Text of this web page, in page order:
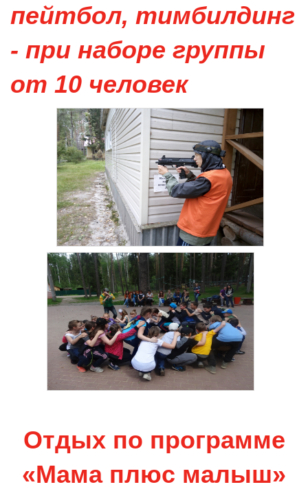
пейтбол, тимбилдинг
- при наборе группы
от 10 человек
Отдых по программе
«Мама плюс малыш»